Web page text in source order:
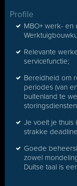
Profile
MBO+ werk- en
Relevante
servicefunctie;
Bereidheid om
periodes (van
buitenland te
Je voelt je thuis
strakke
Goede
zowel
Duitse taal is